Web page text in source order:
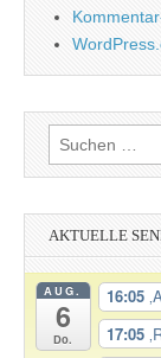
Suchen
nach:
AKTUELLE
AUG.
6
Do.
16:05
17:05